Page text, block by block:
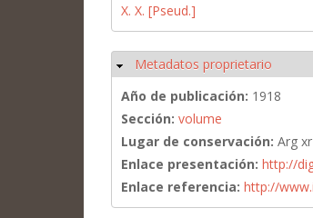
X. X. [Pseud.]
Ocultar
Metadatos proprietario
Año de publicación: 1918
Sección: volume
Lugar de conservación: Arg
Enlace presentación: http://
Enlace referencia: http://